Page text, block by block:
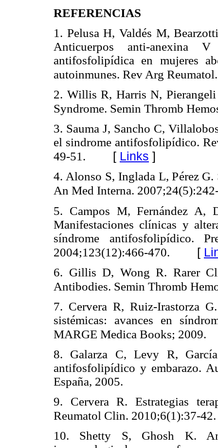
REFERENCIAS
1. Pelusa H, Valdés M,
Anticuerpos anti-anexina
antifosfolipídica en mujeres
autoinmunes. Rev Arg
2. Willis R, Harris N,
Syndrome. Semin Thromb
3. Sauma J, Sancho C,
el sindrome antifosfolipídico.
49-51. [ Links ]
4. Alonso S, Inglada L, Pérez
An Med Interna.
5. Campos M, Fernández
Manifestaciones clínicas y
síndrome antifosfolipídico.
2004;123(12):466-470. [
6. Gillis D, Wong R. Rarer
Antibodies. Semin Thromb
7. Cervera R, Ruiz-Irastorza
sistémicas: avances en
MARGE Medica Books; 2009.
8. Galarza C, Levy R,
antifosfolipídico y embarazo.
España, 2005.
9. Cervera R. Estrategias
Reumatol Clin. 2010;6(1):37-42.
10. Shetty S, Ghosh K.